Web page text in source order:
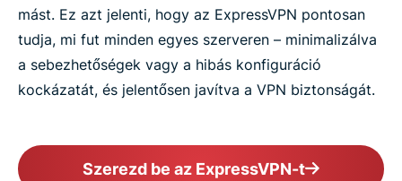
mást. Ez azt jelenti, hogy az ExpressVPN pontosan
tudja, mi fut minden egyes szerveren – minimalizálva
a sebezhetőségek vagy a hibás konfiguráció
kockázatát, és jelentősen javítva a VPN biztonságát.
Szerezd be az ExpressVPN-t